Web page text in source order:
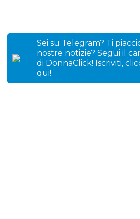
Sei su Telegram? Ti
nostre notizie? Segui il
di DonnaClick! Iscriviti,
qui!